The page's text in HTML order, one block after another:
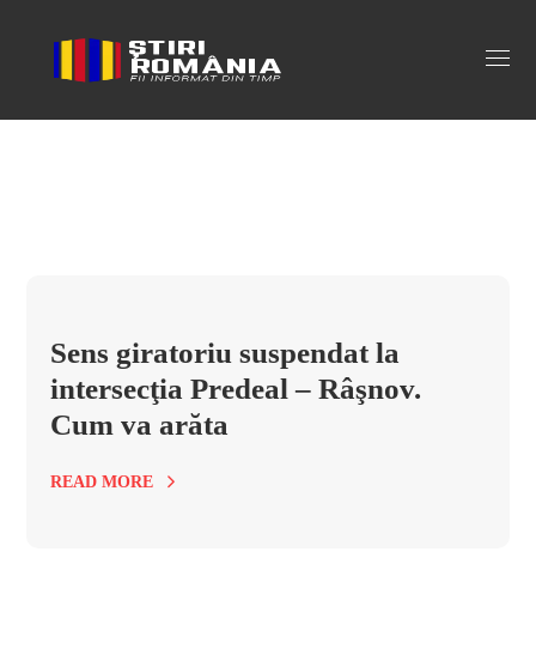
intersectie predeal rasnov Tag
Sens giratoriu suspendat la
intersecţia Predeal – Râşnov.
Cum va arăta
READ MORE